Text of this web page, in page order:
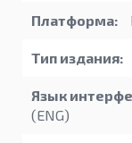
Платформа:
Тип издания:
Язык
(ENG)